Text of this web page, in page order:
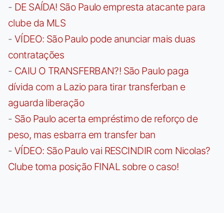
- DE SAÍDA! São Paulo empresta atacante para
clube da MLS
- VÍDEO: São Paulo pode anunciar mais duas
contratações
- CAIU O TRANSFERBAN?! São Paulo paga
dívida com a Lazio para tirar transferban e
aguarda liberação
- São Paulo acerta empréstimo de reforço de
peso, mas esbarra em transfer ban
- VÍDEO: São Paulo vai RESCINDIR com Nicolas?
Clube toma posição FINAL sobre o caso!